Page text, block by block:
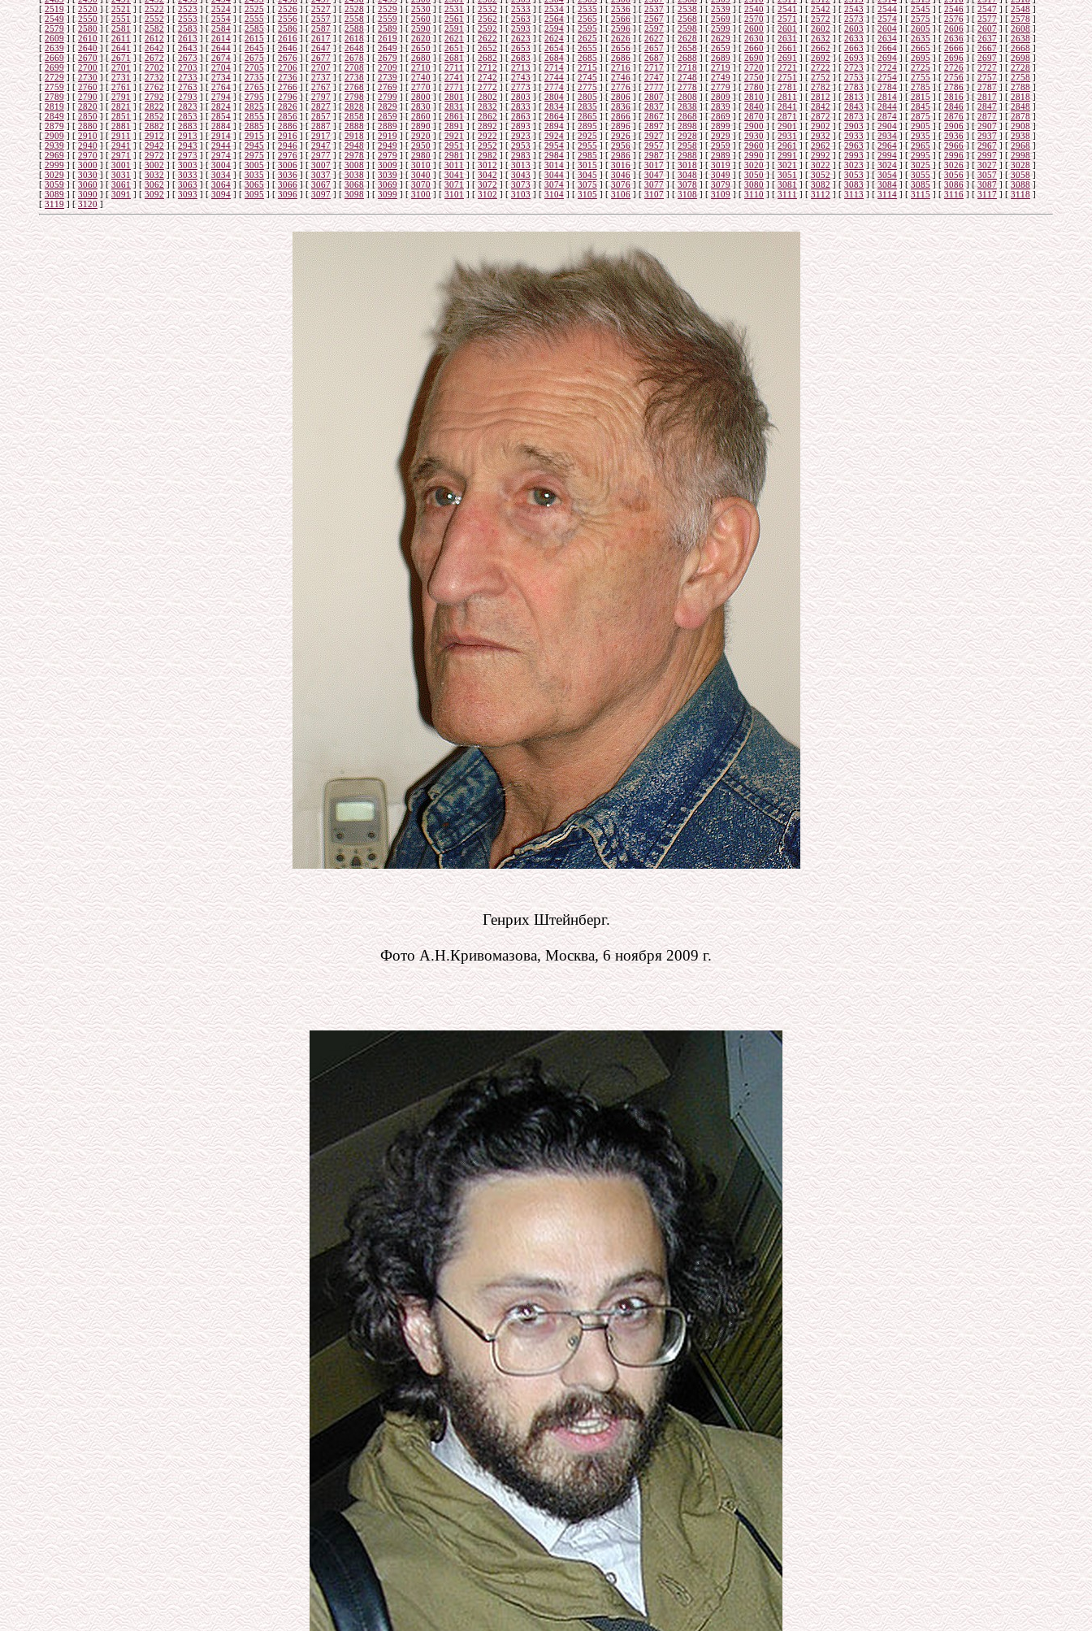
[2519] [2520 ] [2521 ] [2522] [2523] [ 2524] [ 2525] [2526] [2527 ] [ 2528 ] [ 2529] [ 2530] [2531 ] [ 2532 ] [2533 ] [2534] [ 2535 ] [ 2536] [2537] [2538 ] [ 2539 ] [ 2540] [ 2541] [ 2542 ] [ 2543 ] [ 2544 ] [2545 ] [ 2546 ] [ 2547 ] [ 2548]
[2549 ] [2550 ] [ 2551 ] [2552] [ 2553] [2554 ] [ 2555] [2556 ] [2557] [ 2558 ] [2559 ] [2560 ] [ 2561 ] [ 2562] [2563] [ 2564 ] [ 2565 ] [ 2566] [2567 ] [2568 ] [ 2569 ] [2570] [2571 ] [ 2572 ] [ 2573] [2574] [ 2575 ] [ 2576 ] [ 2577] [2578 ]
[ 2579] [ 2580 ] [2581] [2582 ] [2583 ] [ 2584] [2585] [2586] [2587 ] [2588] [ 2589 ] [ 2590] [ 2591 ] [2592 ] [2593 ] [2594 ] [2595] [2596] [2597] [2598] [2599] [ 2600] [2601] [ 2602] [2603 ] [2604] [ 2605 ] [2606] [2607] [2608 ]
[ 2609] [ 2610] [2611 ] [2612 ] [2613 ] [ 2614] [2615] [2616] [2617 ] [2618] [ 2619] [2620] [2621] [2622 ] [2623 ] [2624] [ 2625] [2626] [ 2627] [2628 ] [2629] [ 2630 ] [2631] [2632] [2633 ] [2634] [2635] [ 2636] [2637] [ 2638]
[2639 ] [2640] [ 2641 ] [2642] [2643] [2644 ] [2645] [2646] [ 2647] [2648 ] [ 2649] [2650 ] [2651] [ 2652 ] [2653] [2654] [2655 ] [2656] [2657] [ 2658] [2659] [ 2660] [2661 ] [2662] [ 2663 ] [2664] [ 2665] [2666 ] [2667] [2668 ]
[2669 ] [ 2670] [2671] [2672] [2673 ] [ 2674] [2675] [ 2676] [2677 ] [2678] [ 2679 ] [2680] [2681] [2682 ] [2683] [2684] [ 2685] [2686] [2687] [2688 ] [2689] [ 2690 ] [2691 ] [2692] [ 2693 ] [ 2694] [ 2695] [ 2696 ] [2697 ] [2698 ]
[ 2699 ] [2700 ] [2701 ] [2702 ] [2703] [2704] [2705] [2706] [2707] [ 2708] [ 2709] [ 2710] [2711 ] [ 2712 ] [2713 ] [2714] [2715 ] [2716] [ 2717] [2718] [ 2719] [ 2720 ] [2721 ] [ 2722 ] [2723 ] [ 2724] [2725 ] [2726] [2727 ] [ 2728]
[2729 ] [2730 ] [ 2731 ] [2732] [ 2733] [2734 ] [ 2735] [2736 ] [ 2737] [ 2738 ] [2739 ] [2740 ] [ 2741 ] [ 2742] [2743] [ 2744 ] [2745 ] [2746] [2747 ] [2748] [ 2749 ] [2750] [2751 ] [ 2752 ] [ 2753] [2754] [ 2755 ] [2756 ] [2757] [2758 ]
[2759] [2760 ] [2761 ] [2762] [2763] [2764] [2765] [2766] [2767] [2768] [ 2769 ] [2770] [2771 ] [2772 ] [2773] [2774] [2775] [2776] [2777] [2778] [2779] [ 2780] [2781] [ 2782] [2783 ] [2784] [2785 ] [ 2786] [ 2787] [2788]
[ 2789] [ 2790] [2791 ] [ 2792 ] [2793 ] [ 2794] [2795 ] [2796] [2797 ] [2798] [ 2799] [ 2800] [ 2801] [2802 ] [ 2803 ] [2804 ] [ 2805] [2806 ] [ 2807] [2808 ] [2809] [ 2810 ] [2811] [ 2812] [2813 ] [ 2814] [2815 ] [ 2816] [2817 ] [ 2818]
[2819] [2820] [ 2821 ] [2822 ] [ 2823] [ 2824 ] [2825] [2826 ] [2827 ] [2828] [ 2829] [2830] [2831] [ 2832 ] [2833] [ 2834] [2835 ] [2836] [2837 ] [2838 ] [ 2839] [ 2840] [2841] [2842 ] [2843 ] [ 2844] [ 2845] [2846] [2847 ] [2848 ]
[ 2849 ] [ 2850] [ 2851] [ 2852 ] [2853 ] [2854 ] [2855 ] [2856] [2857] [2858 ] [ 2859 ] [ 2860] [2861] [ 2862 ] [ 2863 ] [2864] [2865 ] [2866 ] [2867] [2868] [2869] [ 2870] [ 2871 ] [2872] [ 2873 ] [ 2874 ] [ 2875] [2876 ] [2877 ] [2878 ]
[2879] [ 2880 ] [2881 ] [2882] [2883 ] [ 2884] [2885] [2886] [2887 ] [ 2888] [2889] [ 2890] [ 2891 ] [2892] [2893 ] [2894 ] [ 2895] [2896] [2897] [2898 ] [ 2899] [ 2900] [ 2901] [ 2902 ] [2903 ] [2904 ] [2905 ] [ 2906] [2907] [ 2908]
[2909] [ 2910] [2911 ] [2912] [2913 ] [2914] [ 2915] [2916] [2917] [ 2918 ] [ 2919 ] [2920] [ 2921 ] [ 2922 ] [2923] [2924 ] [2925 ] [2926] [2927] [2928] [ 2929 ] [ 2930] [2931] [ 2932 ] [ 2933 ] [2934] [ 2935 ] [2936 ] [2937] [2938 ]
[2939 ] [2940 ] [2941 ] [2942] [2943] [2944] [2945] [ 2946] [2947] [2948] [2949 ] [2950 ] [2951 ] [2952 ] [2953] [ 2954] [2955] [2956] [ 2957 ] [2958] [2959] [2960 ] [2961 ] [2962] [2963] [2964] [2965] [ 2966] [ 2967] [ 2968]
[ 2969] [ 2970] [2971] [2972 ] [2973 ] [ 2974] [2975] [2976] [2977 ] [2978] [2979] [2980 ] [ 2981 ] [2982] [2983] [2984 ] [ 2985] [2986] [ 2987] [2988 ] [2989] [2990 ] [2991] [ 2992] [2993] [2994] [2995 ] [ 2996] [2997] [ 2998]
[ 2999] [3000] [3001 ] [3002 ] [ 3003] [ 3004] [ 3005] [3006 ] [3007 ] [3008 ] [ 3009] [3010] [3011] [3012 ] [3013 ] [ 3014] [ 3015] [3016] [3017 ] [3018 ] [ 3019 ] [ 3020] [3021] [3022 ] [3023 ] [3024] [ 3025] [3026] [3027] [3028 ]
[ 3029 ] [3030] [ 3031 ] [3032 ] [3033 ] [3034 ] [ 3035 ] [3036] [ 3037] [3038 ] [ 3039] [ 3040 ] [3041] [ 3042 ] [3043 ] [3044] [3045 ] [ 3046] [3047] [ 3048] [3049 ] [ 3050] [ 3051 ] [3052] [ 3053 ] [3054 ] [ 3055] [3056 ] [ 3057] [3058 ]
[3059] [3060 ] [3061 ] [3062] [3063] [ 3064] [3065] [3066] [3067 ] [ 3068] [3069] [3070] [ 3071 ] [3072] [3073] [3074 ] [ 3075] [3076] [3077] [3078 ] [ 3079] [ 3080] [3081] [ 3082 ] [3083 ] [3084] [3085 ] [ 3086] [3087] [3088]
[3089] [ 3090 ] [3091 ] [3092] [3093 ] [3094] [ 3095] [ 3096] [3097] [ 3098 ] [ 3099 ] [3100] [ 3101 ] [ 3102 ] [3103] [3104 ] [3105 ] [3106] [ 3107] [3108] [ 3109 ] [ 3110 ] [3111] [ 3112 ] [ 3113 ] [ 3114] [ 3115 ] [3116 ] [3117 ] [ 3118 ]
[ 3119 ] [3120 ]
Генрих Штейнберг.
Фото А.Н.Кривомазова, Москва, 6 ноября 2009 г.